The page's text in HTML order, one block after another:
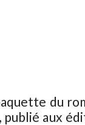
du
publié aux